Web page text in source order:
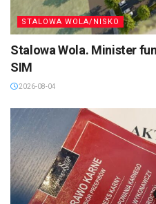
STALOWA WOLA/NISKO
Stalowa Wola. Minister
SIM
2026-08-04